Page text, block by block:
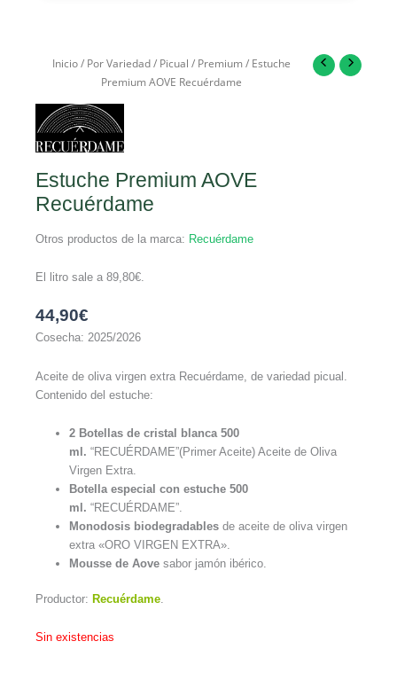
Inicio/ Por Variedad/ Picual / Premium/ Estuche
Premium AOVE Recuérdame
Estuche Premium AOVE
Recuérdame
Otros productos de la marca: Recuérdame
El litro sale a 89,80€.
44,90€
Cosecha: 2025/2026
Aceite de oliva virgen extra Recuérdame, de variedad picual.
Contenido del estuche:
2 Botellas de cristal blanca 500
ml. “RECUÉRDAME”(Primer Aceite) Aceite de Oliva
Virgen Extra.
Botella especial con estuche 500
ml. “RECUÉRDAME”.
Monodosis biodegradables de aceite de oliva virgen
extra «ORO VIRGEN EXTRA».
Mousse de Aove sabor jamón ibérico.
Productor: Recuérdame.
Sin existencias